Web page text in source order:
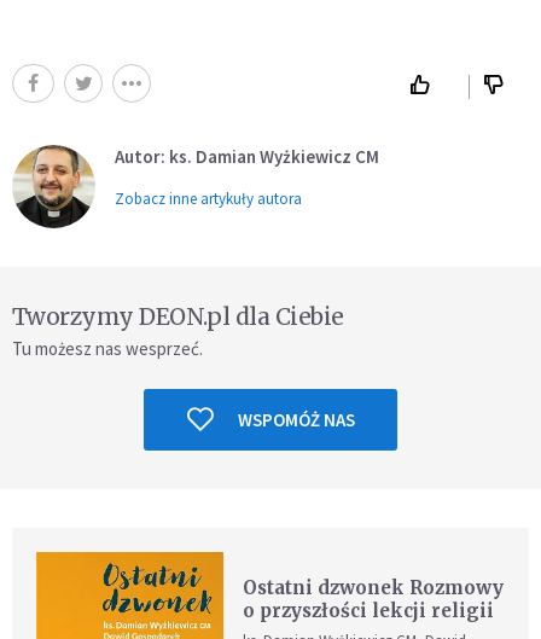
Autor: ks. Damian Wyżkiewicz CM
Zobacz inne artykuły autora
Tworzymy DEON.pl dla Ciebie
Tu możesz nas wesprzeć.
WSPOMÓŻ NAS
Ostatni dzwonek Rozmowy
o przyszłości lekcji religii